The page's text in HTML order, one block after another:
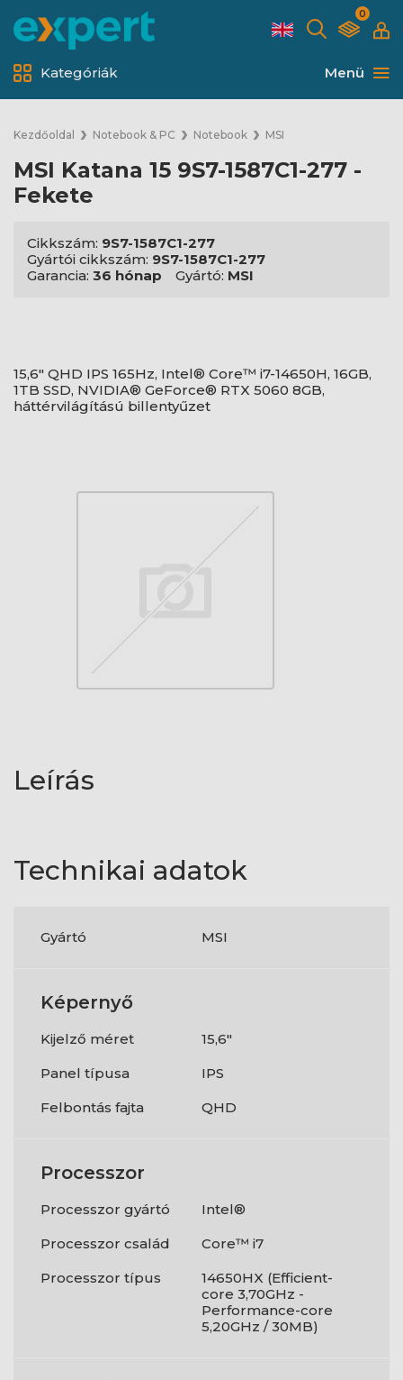
0
Menü
Kategóriák
Kezdőoldal Notebook & PC Notebook MSI
MSI Katana 15 9S7-1587C1-277 -
Fekete
Cikkszám: 9S7-1587C1-277
Gyártói cikkszám: 9S7-1587C1-277
Garancia: 36 hónap Gyártó: MSI
15,6" QHD IPS 165Hz, Intel® Core™ i7-14650H, 16GB,
1TB SSD, NVIDIA® GeForce® RTX 5060 8GB,
háttérvilágítású billentyűzet
Leírás
Technikai adatok
Gyártó MSI
Képernyő
Kijelző méret
15,6"
Panel típusa
IPS
Felbontás fajta
QHD
Processzor
Processzor gyártó
Intel®
Processzor család
Core™ i7
Processzor típus
14650HX (Efficient-
core 3,70GHz -
Performance-core
5,20GHz / 30MB)